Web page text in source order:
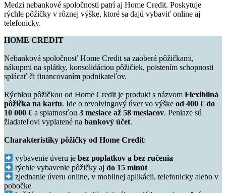
Medzi nebankové spoločnosti patrí aj Home Credit. Poskytuje
rýchle pôžičky v rôznej výške, ktoré sa dajú vybaviť online aj
telefonicky.
HOME CREDIT
Nebanková spoločnosť Home Credit sa zaoberá pôžičkami,
nákupmi na splátky, konsolidáciou pôžičiek, poistením schopnosti
splácať či financovaním podnikateľov.
Rýchlou pôžičkou od Home Credit je produkt s názvom Flexibilná
pôžička na kartu. Ide o revolvingový úver vo výške od 400 € do
10 000 € a splatnosťou 3 mesiace až 58 mesiacov. Peniaze sú
žiadateľovi vyplatené na bankový účet.
Charakteristiky pôžičky od Home Credit:
vybavenie úveru jebez poplatkov a bez ručenia
rýchle vybavenie pôžičky ajdo 15 minút
zjednanie úveru online, v mobilnej aplikácii, telefonicky alebo v
pobočke